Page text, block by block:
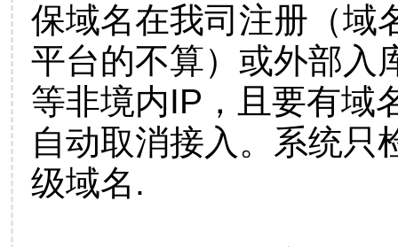
保域名在我司注册（域
平台的不算）或外部入
等非境内IP，且要有域
自动取消接入。系统只
级域名.